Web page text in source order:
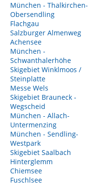
München - Thalkirchen-
Obersendling
Flachgau
Salzburger Almenweg
Achensee
München -
Schwanthalerhöhe
Skigebiet Winklmoos /
Steinplatte
Messe Wels
Skigebiet Brauneck -
Wegscheid
München - Allach-
Untermenzing
München - Sendling-
Westpark
Skigebiet Saalbach
Hinterglemm
Chiemsee
Fuschlsee